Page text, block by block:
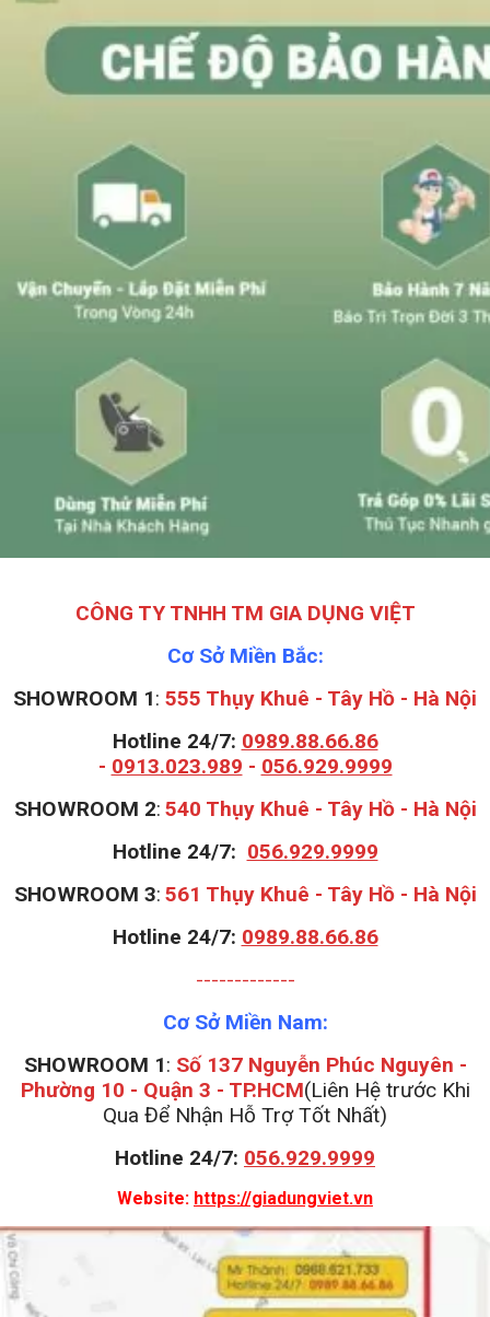
CÔNG TY TNHH TM GIA DỤNG VIỆT
Cơ Sở Miền Bắc:
SHOWROOM 1: 555 Thụy Khuê - Tây Hồ - Hà Nội
Hotline 24/7: 0989.88.66.86
- 0913.023.989 - 056.929.9999
SHOWROOM 2: 540 Thụy Khuê - Tây Hồ - Hà Nội
Hotline 24/7: 056.929.9999
SHOWROOM 3: 561 Thụy Khuê - Tây Hồ - Hà Nội
Hotline 24/7: 0989.88.66.86
-------------
Cơ Sở Miền Nam:
SHOWROOM 1: Số 137 Nguyễn Phúc Nguyên -
Phường 10 - Quận 3 - TP.HCM(Liên Hệ trước Khi
Qua Để Nhận Hỗ Trợ Tốt Nhất)
Hotline 24/7: 056.929.9999
Website: https://giadungviet.vn